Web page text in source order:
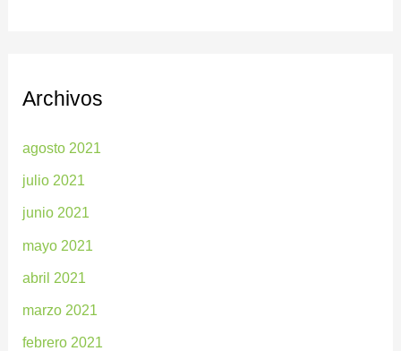
Archivos
agosto 2021
julio 2021
junio 2021
mayo 2021
abril 2021
marzo 2021
febrero 2021